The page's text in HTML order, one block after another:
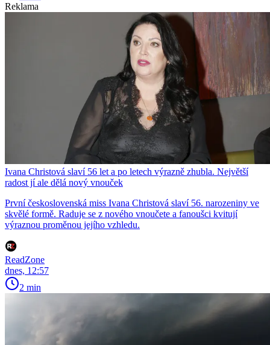
Reklama
Ivana Christová slaví 56 let a po letech výrazně zhubla. Největší
radost jí ale dělá nový vnouček
První československá miss Ivana Christová slaví 56. narozeniny ve
skvělé formě. Raduje se z nového vnoučete a fanoušci kvitují
výraznou proměnou jejího vzhledu.
ReadZone
dnes, 12:57
2 min